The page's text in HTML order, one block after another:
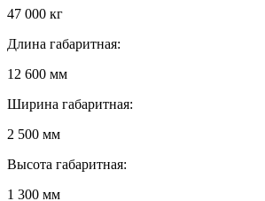
47 000 кг
Длина габаритная:
12 600 мм
Ширина габаритная:
2 500 мм
Высота габаритная:
1 300 мм